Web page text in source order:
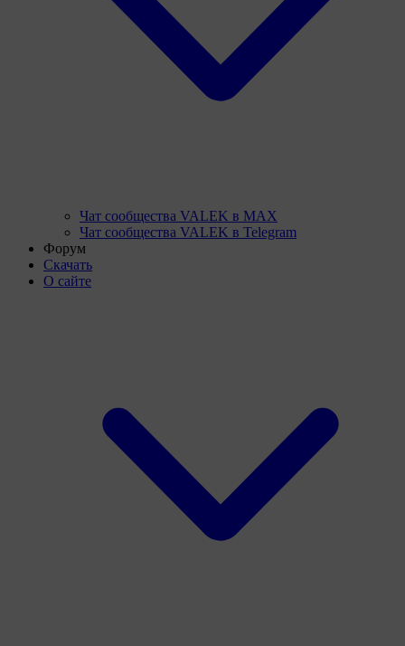
Чат сообщества VALEK в MAX
Чат сообщества VALEK в Telegram
Форум
Скачать
О сайте